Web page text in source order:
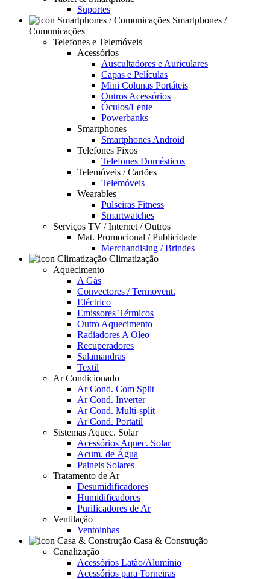
Suportes
Smartphones /
Comunicações
Telefones e Telemóveis
Acessórios
Auscultadores e Auriculares
Capas e Películas
Mini Colunas Portáteis
Outros Acessórios
Óculos/Lente
Powerbanks
Smartphones
Smartphones Android
Telefones Fixos
Telefones Domésticos
Telemóveis / Cartões
Telemóveis
Wearables
Pulseiras Fitness
Smartwatches
Serviços TV / Internet / Outros
Mat. Promocional / Publicidade
Merchandising / Brindes
Climatização
Aquecimento
A Gás
Convectores / Termovent.
Eléctrico
Emissores Térmicos
Outro Aquecimento
Radiadores A Oleo
Recuperadores
Salamandras
Textil
Ar Condicionado
Ar Cond. Com Split
Ar Cond. Inverter
Ar Cond. Multi-split
Ar Cond. Portatil
Sistemas Aquec. Solar
Acessórios Aquec. Solar
Acum. de Água
Paineis Solares
Tratamento de Ar
Desumidificadores
Humidificadores
Purificadores de Ar
Ventilação
Ventoinhas
Casa & Construção
Canalização
Acessórios Latão/Alumínio
Acessórios para Torneiras